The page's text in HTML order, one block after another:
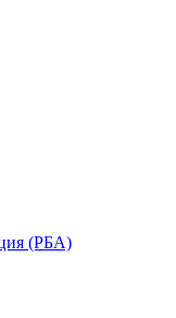
(РБА)